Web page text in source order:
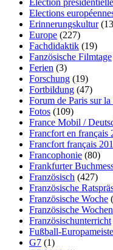
Election
Elections
Erinnerungskultur
Europe (227)
Fachdidaktik (19)
Fanzösische Filmtage
Ferien (3)
Forschung (19)
Fortbildung (47)
Forum de Paris sur
Fotos (109)
France Mobil /
Francfort en français
Francfort français
Francophonie (80)
Frankfurter
Französisch (427)
Französische
Französische Woche
Französische
Französischunterricht
Fußball-
G7 (1)